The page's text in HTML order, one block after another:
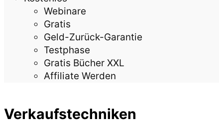
Webinare
Gratis
Geld-Zurück-Garantie
Testphase
Gratis Bücher XXL
Affiliate Werden
Verkaufstechniken